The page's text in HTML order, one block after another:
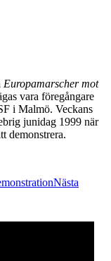
Europamarscher mot
vara föregångare
i Malmö. Veckans
junidag 1999 när
demonstrera.
Nästa